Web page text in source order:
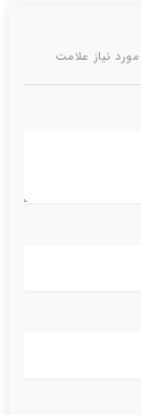
نیاز علامت